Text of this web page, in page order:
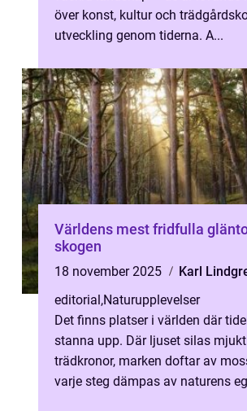
över konst, kultur och
utveckling genom tiderna. A...
Världens mest fridfulla
skogen
18 november 2025
Karl
editorial,Naturupplevelser
Det finns platser i världen där
stanna upp. Där ljuset silas
trädkronor, marken doftar av
varje steg dämpas av naturens